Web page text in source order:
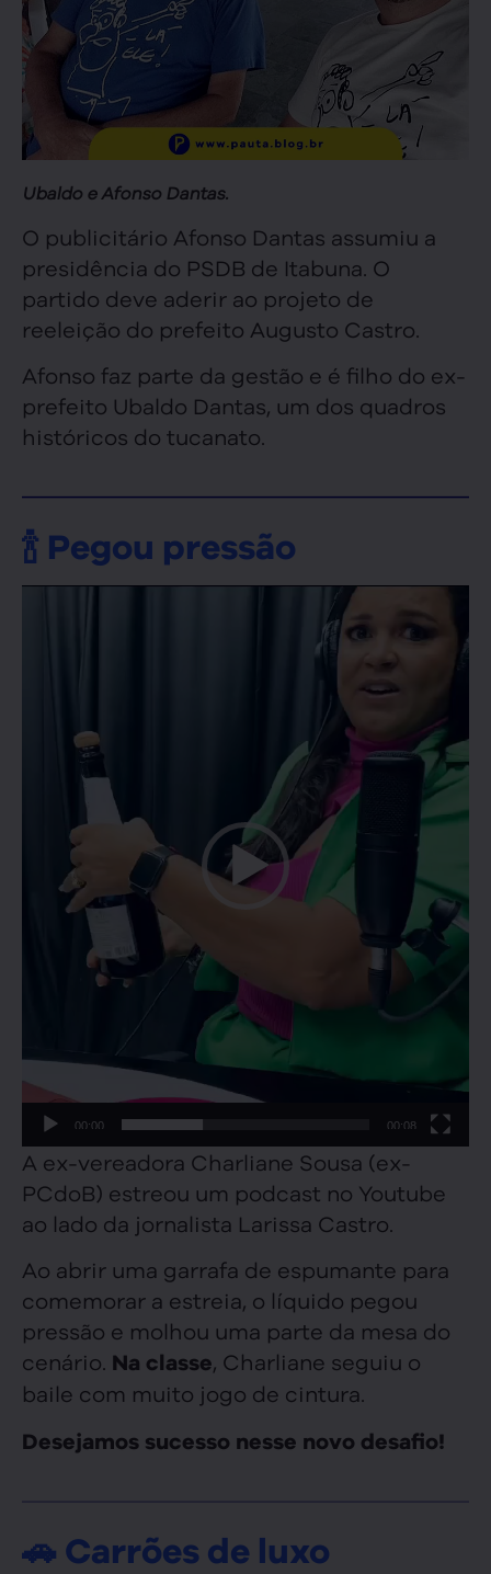
Ubaldo e Afonso Dantas.
O publicitário Afonso Dantas assumiu a
presidência do PSDB de Itabuna. O
partido deve aderir ao projeto de
reeleição do prefeito Augusto Castro.
Afonso faz parte da gestão e é filho do ex-
prefeito Ubaldo Dantas, um dos quadros
históricos do tucanato.
🍾 Pegou pressão
00:00 00:08
A ex-vereadora Charliane Sousa (ex-
PCdoB) estreou um podcast no Youtube
ao lado da jornalista Larissa Castro.
Ao abrir uma garrafa de espumante para
comemorar a estreia, o líquido pegou
pressão e molhou uma parte da mesa do
cenário. Na classe, Charliane seguiu o
baile com muito jogo de cintura.
Desejamos sucesso nesse novo desafio!
🚗 Carrões de luxo